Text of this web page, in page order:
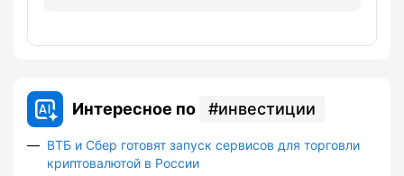
Интересное по инвестиции
ВТБ и Сбер готовят запуск сервисов для торговли
криптовалютой в России